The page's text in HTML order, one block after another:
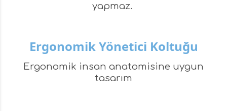
yapmaz.
Ergonomik Yönetici Koltuğu
Ergonomik insan anatomisine uygun
tasarım